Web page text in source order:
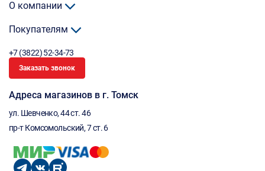
О компании
Покупателям
+7 (3822) 52-34-73
Заказать звонок
Адреса магазинов в г. Томск
ул. Шевченко, 44 ст. 46
пр-т Комсомольский, 7 ст. 6